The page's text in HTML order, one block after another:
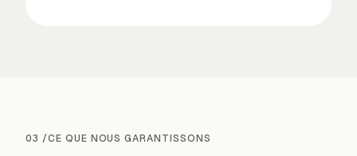
03 /CE QUE NOUS GARANTISSONS